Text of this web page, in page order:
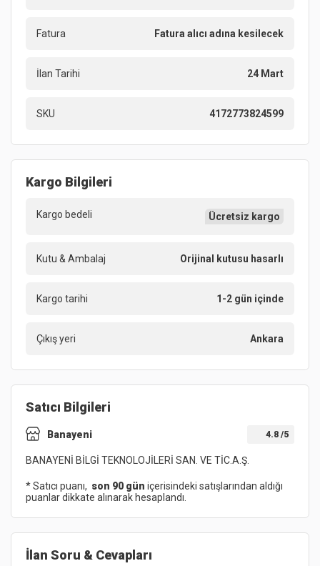
Fatura Fatura alıcı adına kesilecek
İlan Tarihi 24 Mart
SKU 4172773824599
Kargo Bilgileri
Kargo bedeli Ücretsiz kargo
Kutu & Ambalaj Orijinal kutusu hasarlı
Kargo tarihi 1-2 gün içinde
Çıkış yeri Ankara
Satıcı Bilgileri
Banayeni 4.8 /5
BANAYENİ BİLGİ TEKNOLOJİLERİ SAN. VE TİC.A.Ş.
* Satıcı puanı, son 90 gün içerisindeki satışlarından aldığı
puanlar dikkate alınarak hesaplandı.
İlan Soru & Cevapları